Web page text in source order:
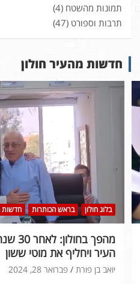
תמונות מהשטח (4)
תרבות וספורט (47)
חדשות מהעיר חולון
בלוג חולון בראש הכותרות חדשות
מהפך
העיר ויחליף את מוטי ששון
פברואר 28, 2024 יואב בן פורת